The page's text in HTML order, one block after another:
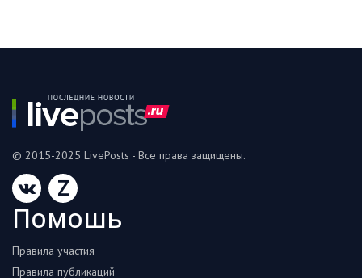
© 2015-2025 LivePosts - Все права защищены.
Z
Помошь
Правила участия
Правила публикаций